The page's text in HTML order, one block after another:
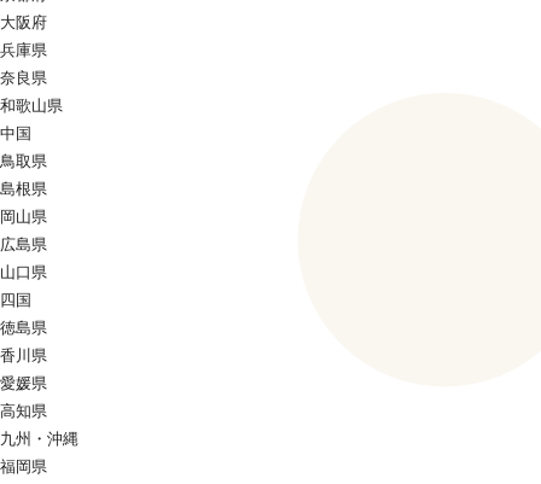
大阪府
兵庫県
奈良県
和歌山県
中国
鳥取県
島根県
岡山県
広島県
山口県
四国
徳島県
香川県
愛媛県
高知県
九州・沖縄
福岡県